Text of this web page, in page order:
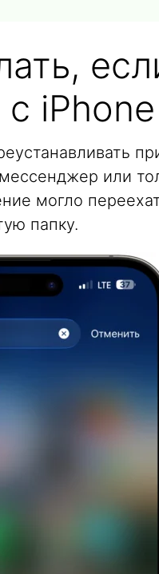
iPhone
или
могло
папку.